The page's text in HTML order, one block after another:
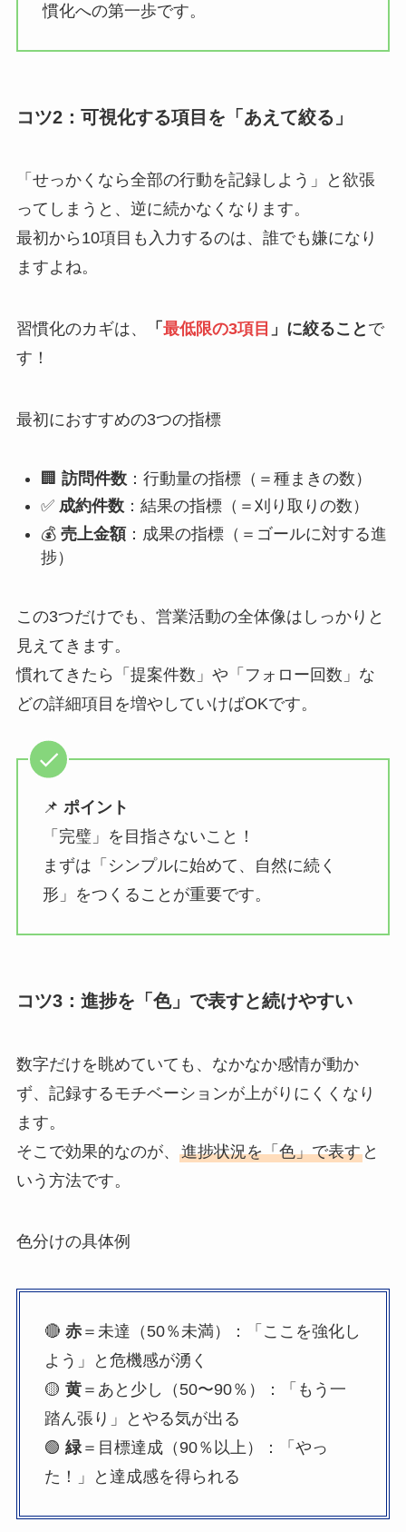
慣化への第一歩です。
コツ2：可視化する項目を「あえて絞る」
「せっかくなら全部の行動を記録しよう」と欲張
ってしまうと、逆に続かなくなります。
最初から10項目も入力するのは、誰でも嫌になり
ますよね。
習慣化のカギは、 「 最低限の3項目 」に絞ること で
す！
最初におすすめの3つの指標
🏢 訪問件数：行動量の指標（＝種まきの数）
✅ 成約件数：結果の指標（＝刈り取りの数）
💰 売上金額：成果の指標（＝ゴールに対する進
捗）
この3つだけでも、営業活動の全体像はしっかりと
見えてきます。
慣れてきたら「提案件数」や「フォロー回数」な
どの詳細項目を増やしていけばOKです。
📌 ポイント
「完璧」を目指さないこと！
まずは「シンプルに始めて、自然に続く
形」をつくることが重要です。
コツ3：進捗を「色」で表すと続けやすい
数字だけを眺めていても、なかなか感情が動か
ず、記録するモチベーションが上がりにくくなり
ます。
そこで効果的なのが、 進捗状況を「色」で表すと
いう方法です。
色分けの具体例
🔴 赤＝未達（50％未満）：「ここを強化し
よう」と危機感が湧く
🟡 黄＝あと少し（50〜90％）：「もう一
踏ん張り」とやる気が出る
🟢 緑＝目標達成（90％以上）：「やっ
た！」と達成感を得られる